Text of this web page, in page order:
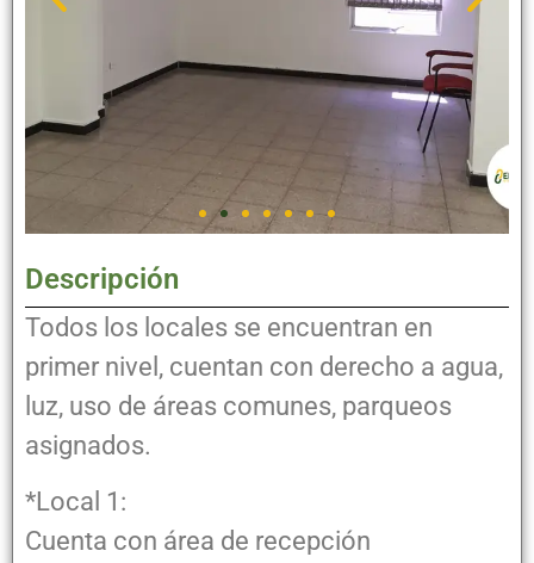
Descripción
Todos los locales se encuentran en
primer nivel, cuentan con derecho a agua,
luz, uso de áreas comunes, parqueos
asignados.
*Local 1:
Cuenta con área de recepción